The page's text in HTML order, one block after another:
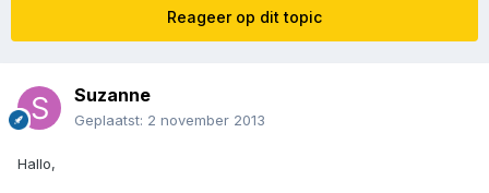
Reageer op dit topic
Suzanne
Geplaatst: 2 november 2013
Hallo,